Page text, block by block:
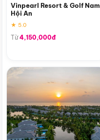
Vinpearl Resort & Golf Nam
Hội An
★ 5.0
Từ4,150,000đ